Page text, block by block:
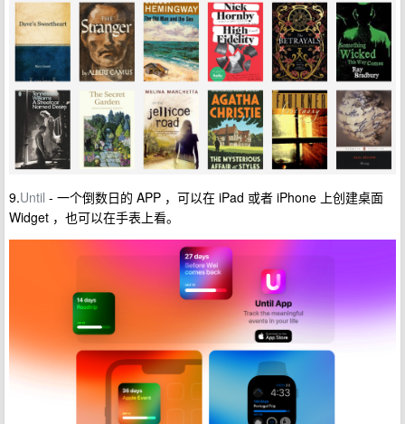
9.Until - 一个倒数日的 APP ，可以在 iPad 或者 iPhone 上创建桌面
Widget ，也可以在手表上看。